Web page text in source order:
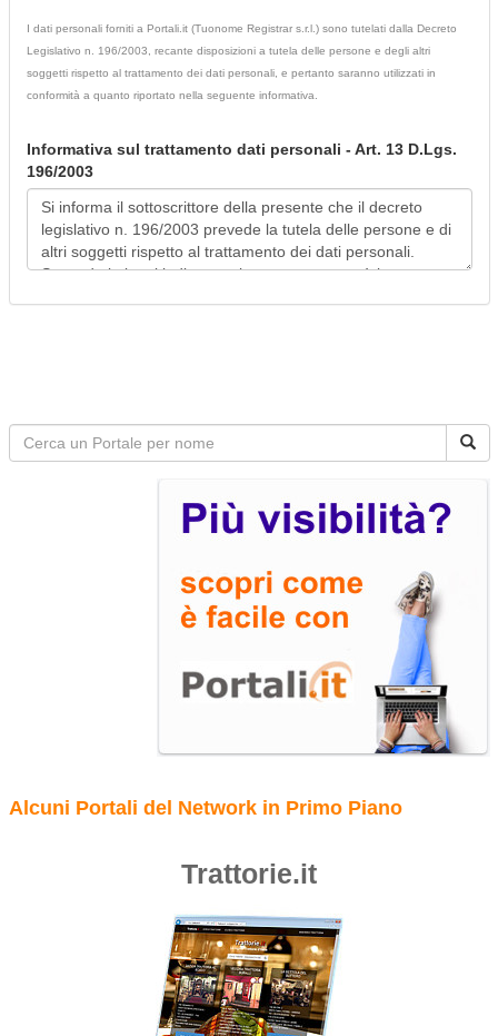
I dati personali forniti a Portali.it (Tuonome Registrar s.r.l.) sono tutelati dalla Decreto
Legislativo n. 196/2003, recante disposizioni a tutela delle persone e degli altri
soggetti rispetto al trattamento dei dati personali, e pertanto saranno utilizzati in
conformità a quanto riportato nella seguente informativa.
Informativa sul trattamento dati personali - Art. 13 D.Lgs.
196/2003
Alcuni Portali del Network in Primo Piano
Trattorie.it